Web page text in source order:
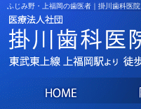
ふじみ野・上福岡の歯医者｜掛川歯科医院